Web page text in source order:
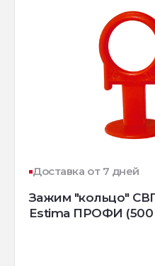
Доставка от 7 дней
Зажим "кольцо"
Estima ПРОФИ